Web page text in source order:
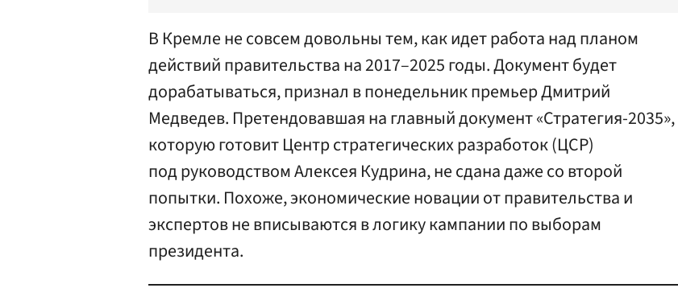
В Кремле не совсем довольны тем, как идет работа над планом
действий правительства на 2017–2025 годы. Документ будет
дорабатываться, признал в понедельник премьер Дмитрий
Медведев. Претендовавшая на главный документ «Стратегия-2035»,
которую готовит Центр стратегических разработок (ЦСР)
под руководством Алексея Кудрина, не сдана даже со второй
попытки. Похоже, экономические новации от правительства и
экспертов не вписываются в логику кампании по выборам
президента.